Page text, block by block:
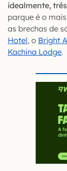
idealmente,
parque é o
as brechas de
Hotel, o Bright
Kachina Lodge.